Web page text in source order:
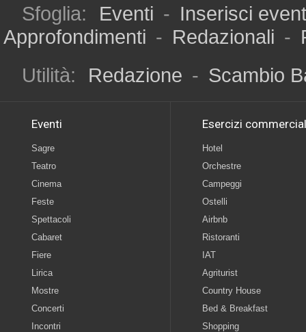
Sfoglia: Eventi - Inserisci
Approfondimenti - Redazionali -
Utilità:
Redazione - Scambio
Eventi
Sagre
Teatro
Cinema
Feste
Spettacoli
Cabaret
Fiere
Lirica
Mostre
Concerti
Incontri
Esercizi
Hotel
Orchestre
Campeggi
Ostelli
Airbnb
Ristoranti
IAT
Agriturist
Country House
Bed & Breakfast
Shopping